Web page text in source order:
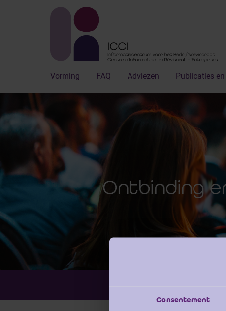
Consentement
Vorming FAQ Adviezen Publicaties
Ontbinding